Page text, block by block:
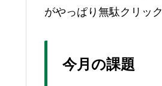
がやっぱり無駄クリッ
今月の課題